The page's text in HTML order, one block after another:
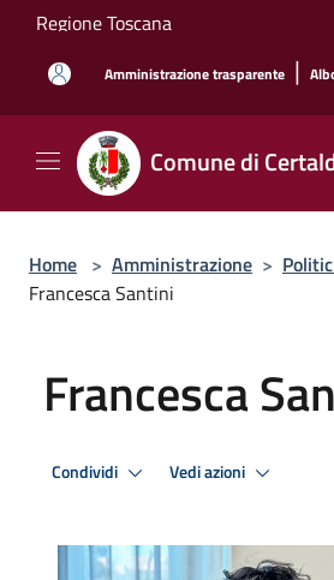
Salta al contenuto principale
Regione Toscana
Amministrazione trasparente |
Comune di
Home > Amministrazione >
Francesca Santini
Francesca
Condividi Vedi azioni